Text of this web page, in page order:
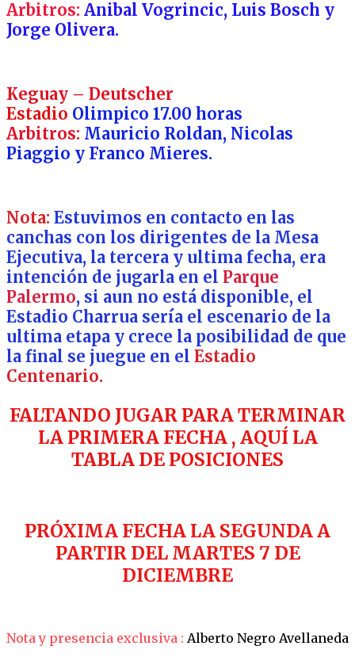
Arbitros: Anibal Vogrincic, Luis Bosch y
Jorge Olivera.
Keguay – Deutscher
Estadio Olimpico 17.00 horas
Arbitros: Mauricio Roldan, Nicolas
Piaggio y Franco Mieres.
Nota: Estuvimos en contacto en las
canchas con los dirigentes de la Mesa
Ejecutiva, la tercera y ultima fecha, era
intención de jugarla en el Parque
Palermo, si aun no está disponible, el
Estadio Charrua sería el escenario de la
ultima etapa y crece la posibilidad de que
la final se juegue en el Estadio
Centenario.
FALTANDO JUGAR PARA TERMINAR
LA PRIMERA FECHA , AQUÍ LA
TABLA DE POSICIONES
PRÓXIMA FECHA LA SEGUNDA A
PARTIR DEL MARTES 7 DE
DICIEMBRE
Nota y presencia exclusiva : Alberto Negro Avellaneda